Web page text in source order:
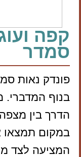
קפה
סמדר
פונדק נאות
בנוף
הדרך בין מצפה
במקום תמצאו
המציעה לצד